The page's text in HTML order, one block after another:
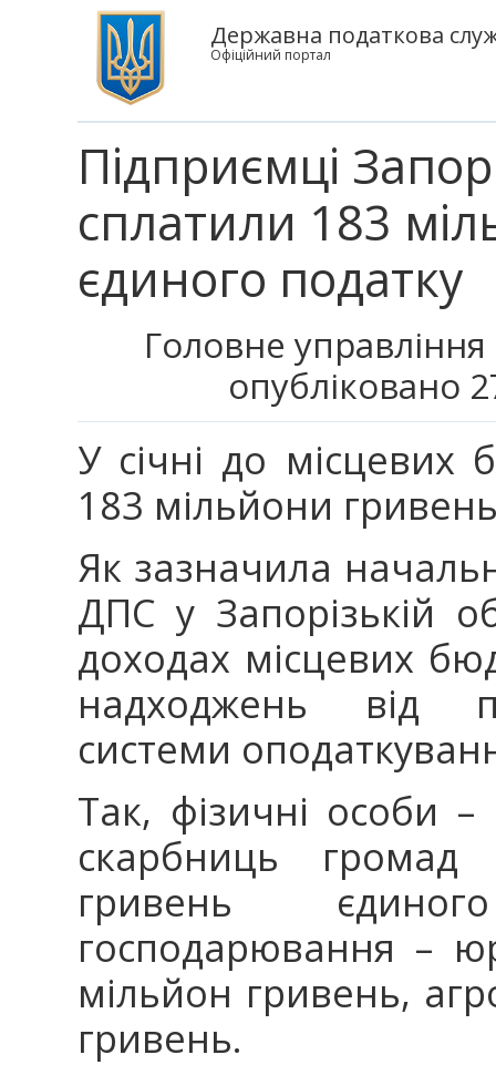
Державна податкова
Офіційний портал
Підприємці
сплатили 183
єдиного податку
Головне управління
опубліковано
У січні до місцевих
183 мільйони
Як зазначила
ДПС у Запорізькій
доходах місцевих
надходжень від
системи
Так, фізичні особи
скарбниць
гривень
господарювання –
мільйон гривень,
гривень.